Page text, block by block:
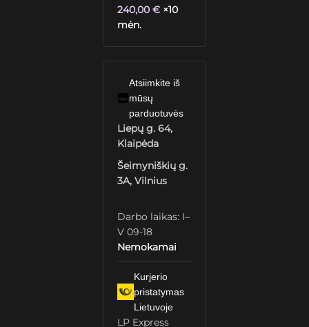
240,00€ ×10
mėn.
Atsiimkite iš
mūsų
parduotuvės
Liepų g. 64,
Klaipėda
Šeimyniškių g.
3A, Vilnius
Darbo laikas: I–
V 09-18
Nemokamai
Kurjerio
pristatymas
Lietuvoje
LP Express